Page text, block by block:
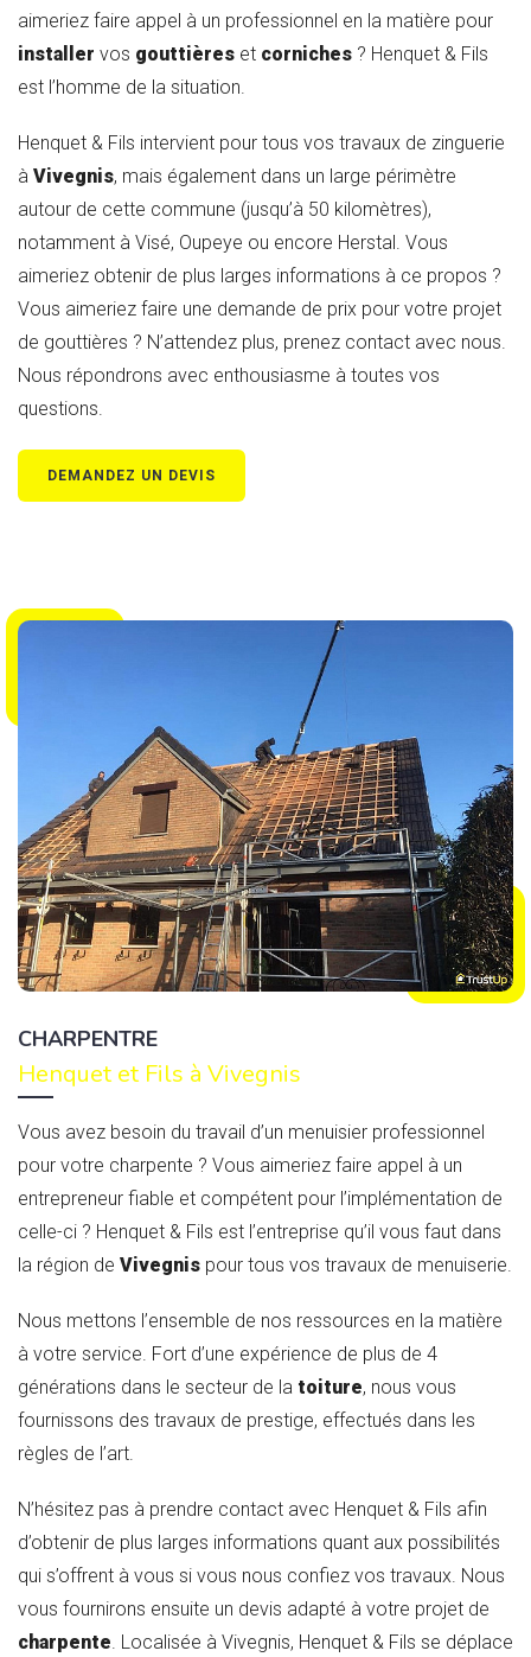
aimeriez faire appel à un professionnel en la matière pour
installer vos gouttières et corniches ? Henquet & Fils
est l’homme de la situation.
Henquet & Fils intervient pour tous vos travaux de zinguerie
à Vivegnis, mais également dans un large périmètre
autour de cette commune (jusqu’à 50 kilomètres),
notamment à Visé, Oupeye ou encore Herstal. Vous
aimeriez obtenir de plus larges informations à ce propos ?
Vous aimeriez faire une demande de prix pour votre projet
de gouttières ? N’attendez plus, prenez contact avec nous.
Nous répondrons avec enthousiasme à toutes vos
questions.
DEMANDEZ UN DEVIS
CHARPENTRE
Henquet et Fils à Vivegnis
Vous avez besoin du travail d’un menuisier professionnel
pour votre charpente ? Vous aimeriez faire appel à un
entrepreneur fiable et compétent pour l’implémentation de
celle-ci ? Henquet & Fils est l’entreprise qu’il vous faut dans
la région de Vivegnis pour tous vos travaux de menuiserie.
Nous mettons l’ensemble de nos ressources en la matière
à votre service. Fort d’une expérience de plus de 4
générations dans le secteur de la toiture, nous vous
fournissons des travaux de prestige, effectués dans les
règles de l’art.
N’hésitez pas à prendre contact avec Henquet & Fils afin
d’obtenir de plus larges informations quant aux possibilités
qui s’offrent à vous si vous nous confiez vos travaux. Nous
vous fournirons ensuite un devis adapté à votre projet de
charpente. Localisée à Vivegnis, Henquet & Fils se déplace